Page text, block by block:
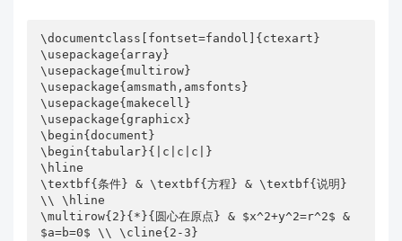
\documentclass[fontset=fandol]{ctexart}
\usepackage{array}
\usepackage{multirow}
\usepackage{amsmath,amsfonts}
\usepackage{makecell}
\usepackage{graphicx}
\begin{document}
\begin{tabular}{|c|c|c|}
\hline
\textbf{条件} & \textbf{方程} & \textbf{说明}
\\ \hline
\multirow{2}{*}{圆心在原点} & $x^2+y^2=r^2$ &
$a=b=0$ \\ \cline{2-3}